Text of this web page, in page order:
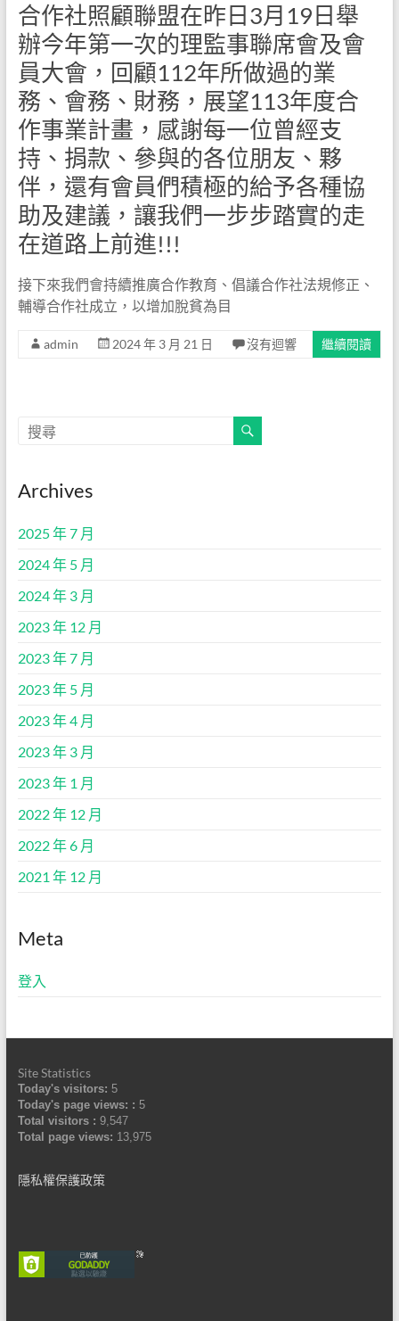
合作社照顧聯盟在昨日3月19日舉
辦今年第一次的理監事聯席會及會
員大會，回顧112年所做過的業
務、會務、財務，展望113年度合
作事業計畫，感謝每一位曾經支
持、捐款、參與的各位朋友、夥
伴，還有會員們積極的給予各種協
助及建議，讓我們一步步踏實的走
在道路上前進!!!
接下來我們會持續推廣合作教育、倡議合作社法規修正、
輔導合作社成立，以增加脫貧為目
admin 2024 年 3 月 21 日 沒有迴響 繼續閱讀
Archives
2025 年 7 月
2024 年 5 月
2024 年 3 月
2023 年 12 月
2023 年 7 月
2023 年 5 月
2023 年 4 月
2023 年 3 月
2023 年 1 月
2022 年 12 月
2022 年 6 月
2021 年 12 月
Meta
登入
Site Statistics
Today's visitors: 5
Today's page views: : 5
Total visitors : 9,547
Total page views: 13,975
隱私權保護政策